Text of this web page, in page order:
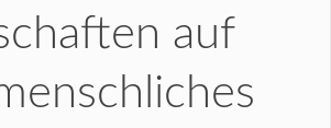
auf